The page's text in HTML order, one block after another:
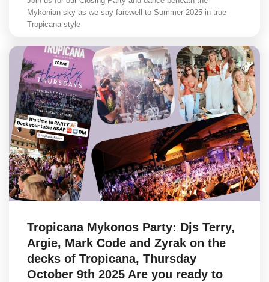
Mykonian sky as we say farewell to Summer 2025 in true
Tropicana style
Tropicana Mykonos Party: Djs Terry,
Argie, Mark Code and Zyrak on the
decks of Tropicana, Thursday
October 9th 2025 Are you ready to